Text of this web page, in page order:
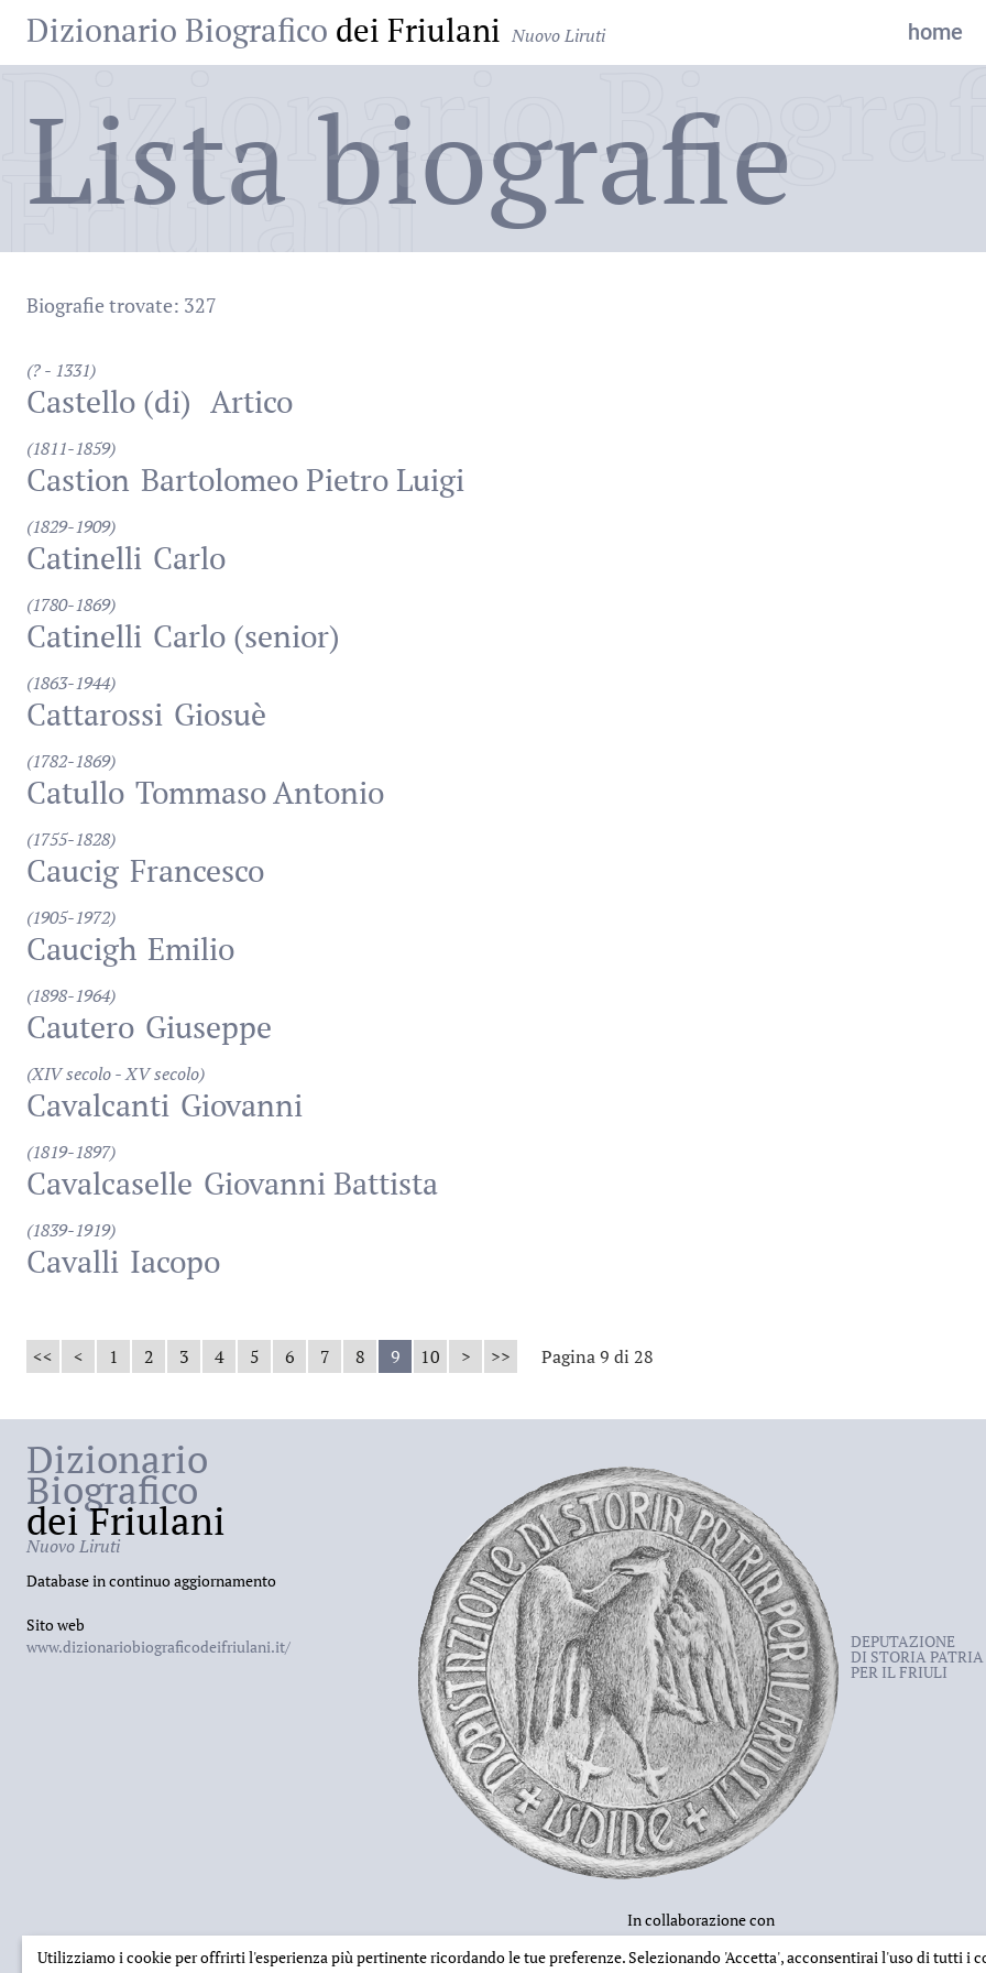
Dizionario Biografico dei Friulani Nuovo Liruti home
Dizionario
Friulani
Lista biografie
Biografie trovate: 327
(? - 1331)
Castello (di) Artico
(1811-1859)
Castion Bartolomeo Pietro Luigi
(1829-1909)
Catinelli Carlo
(1780-1869)
Catinelli Carlo (senior)
(1863-1944)
Cattarossi Giosuè
(1782-1869)
Catullo Tommaso Antonio
(1755-1828)
Caucig Francesco
(1905-1972)
Caucigh Emilio
(1898-1964)
Cautero Giuseppe
(XIV secolo - XV secolo)
Cavalcanti Giovanni
(1819-1897)
Cavalcaselle Giovanni Battista
(1839-1919)
Cavalli Iacopo
<< < 1 2 3 4 5 6 7 8 9 10 > >> Pagina 9 di 28
Dizionario
Biografico
dei Friulani
Nuovo Liruti
Database in continuo aggiornamento
Sito web
www.dizionariobiograficodeifriulani.it/
DEPUTAZIONE
DI STORIA PATRIA
PER IL FRIULI
In collaborazione con
Utilizziamo i cookie per offrirti l'esperienza più pertinente ricordando le tue preferenze. Selezionando 'Accetta', acconsentirai l'uso di tutti i